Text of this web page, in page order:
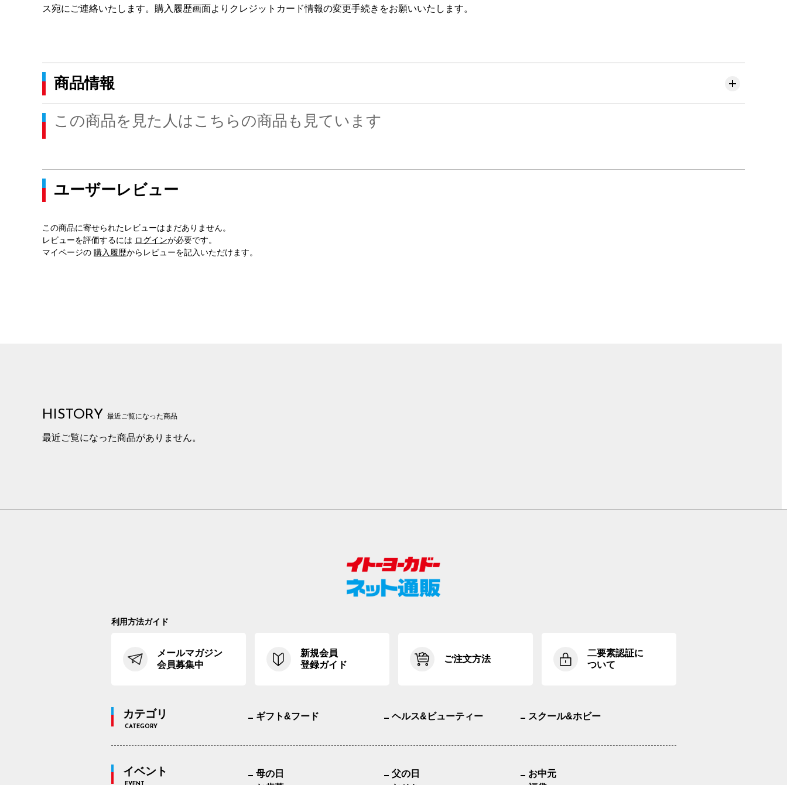
ス宛にご連絡いたします。購入履歴画面よりクレジットカード情報の変更手続きをお願いいたします。
商品情報
この商品を見た人はこちらの商品も見ています
ユーザーレビュー
この商品に寄せられたレビューはまだありません。
レビューを評価するには ログインが必要です。
マイページの 購入履歴からレビューを記入いただけます。
HISTORY 最近ご覧になった商品
最近ご覧になった商品がありません。
利用方法ガイド
メールマガジン
会員募集中
新規会員
登録ガイド
ご注文方法
二要素認証に
ついて
カテゴリ
CATEGORY
ギフト&フード ヘルス&ビューティー スクール&ホビー
イベント 母の日 父の日
お中元